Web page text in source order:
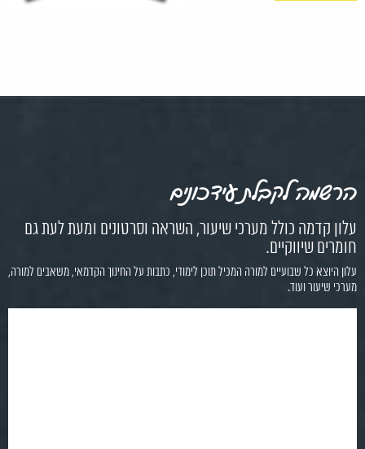
הרשמה לקבלת עידכונים
עלון קדמה כולל מערכי שיעור, השראה וסרטונים ומעת לעת גם
חומרים שיווקיים.
עלון היוצא כל שבועיים למורה המכיל תוכן לימודי, כתבות על החינוך הקדמאי, משאבים למורה,
מערכי שיעור ועוד.